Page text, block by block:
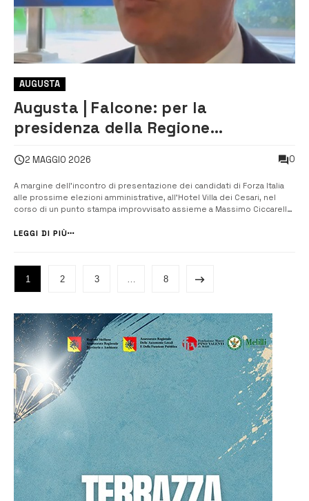
AUGUSTA
Augusta | Falcone: per la
presidenza della Regione
2 MAGGIO 2026 0
A margine dell’incontro di presentazione dei candidati di Forza Italia
alle prossime elezioni amministrative, all’Hotel Villa dei Cesari, nel
corso di un punto stampa improvvisato assieme a Massimo Ciccarello
domande. Alla domanda se fosse scontata la ricandidatura alla
LEGGI DI PIÙ
1 2 3 8